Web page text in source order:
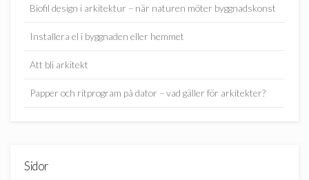
Biofil design i arkitektur – när naturen möter byggnadskonst
Installera el i byggnaden eller hemmet
Att bli arkitekt
Papper och ritprogram på dator – vad gäller för arkitekter?
Sidor